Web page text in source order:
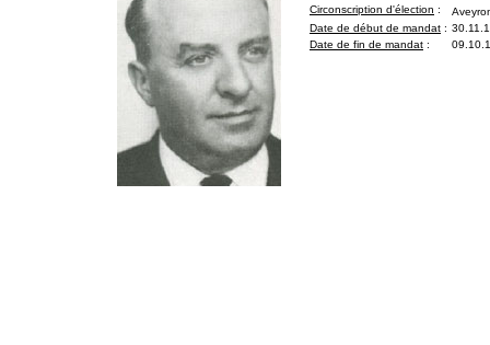
Circonscription d'élection :
Date de début de mandat :
Date de fin de mandat :